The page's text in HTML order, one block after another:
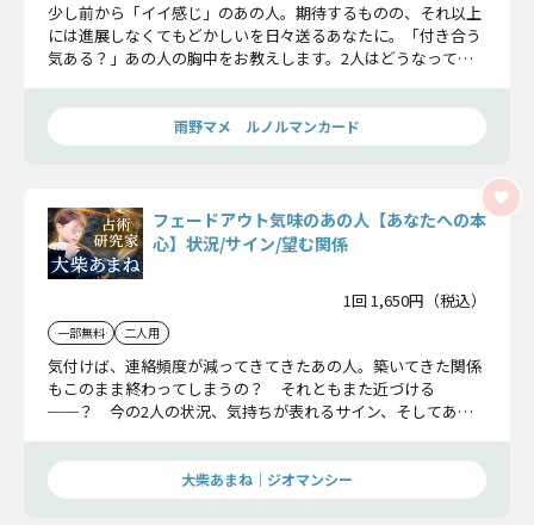
少し前から「イイ感じ」のあの人。期待するものの、それ以上
には進展しなくてもどかしいを日々送るあなたに。「付き合う
気ある？」あの人の胸中をお教えします。2人はどうなってい
雨野マメ ルノルマンカード
フェードアウト気味のあの人【あなたへの本
心】状況/サイン/望む関係
1回 1,650円（税込）
一部無料 二人用
気付けば、連絡頻度が減ってきてきたあの人。築いてきた関係
もこのまま終わってしまうの？ それともまた近づける
──？ 今の2人の状況、気持ちが表れるサイン、そしてあの
大柴あまね｜ジオマンシー